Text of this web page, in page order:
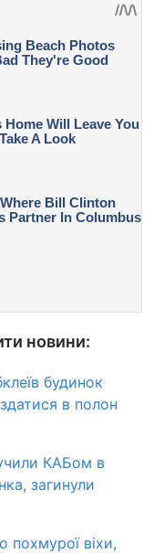
новини:
будинок
в полон
КАБом в
загинули
похмурої віхи,